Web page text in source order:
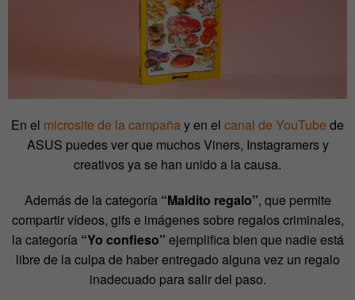
En el microsite de la campañay en el canal de YouTube de
ASUS puedes ver que muchos Viners, Instagramers y
creativos ya se han unido a la causa.
Además de la categoría “Maldito regalo”, que permite
compartir vídeos, gifs e imágenes sobre regalos criminales,
la categoría “Yo confieso” ejemplifica bien que nadie está
libre de la culpa de haber entregado alguna vez un regalo
inadecuado para salir del paso.